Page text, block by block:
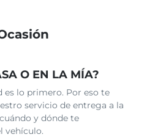
O EN LA MÍA?
es lo primero. Por eso te
servicio de entrega a la
y dónde te
vehículo.